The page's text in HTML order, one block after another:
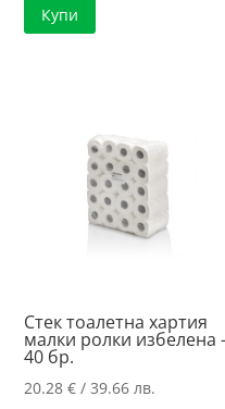
Купи
Стек тоалетна хартия
малки ролки избелена
40 бр.
20.28€ / 39.66 лв.